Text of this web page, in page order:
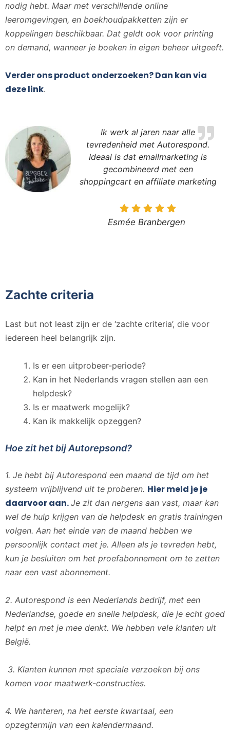
nodig hebt. Maar met verschillende online
leeromgevingen, en boekhoudpakketten zijn er
koppelingen beschikbaar. Dat geldt ook voor printing
on demand, wanneer je boeken in eigen beheer uitgeeft.
Verder ons product onderzoeken? Dan kan via
deze link.
Ik werk al jaren naar alle
tevredenheid met Autorespond.
Ideaal is dat emailmarketing is
gecombineerd met een
shoppingcart en affiliate marketing
Esmée Branbergen
Zachte criteria
Last but not least zijn er de ‘zachte criteria’, die voor
iedereen heel belangrijk zijn.
Is er een uitprobeer-periode?
Kan in het Nederlands vragen stellen aan een
helpdesk?
Is er maatwerk mogelijk?
Kan ik makkelijk opzeggen?
Hoe zit het bij Autorepsond?
1. Je hebt bij Autorespond een maand de tijd om het
systeem vrijblijvend uit te proberen. Hier meld je je
daarvoor aan. Je zit dan nergens aan vast, maar kan
wel de hulp krijgen van de helpdesk en gratis trainingen
volgen. Aan het einde van de maand hebben we
persoonlijk contact met je. Alleen als je tevreden hebt,
kun je besluiten om het proefabonnement om te zetten
naar een vast abonnement.
2. Autorespond is een Nederlands bedrijf, met een
Nederlandse, goede en snelle helpdesk, die je echt goed
helpt en met je mee denkt. We hebben vele klanten uit
België.
3. Klanten kunnen met speciale verzoeken bij ons
komen voor maatwerk-constructies.
4. We hanteren, na het eerste kwartaal, een
opzegtermijn van een kalendermaand.